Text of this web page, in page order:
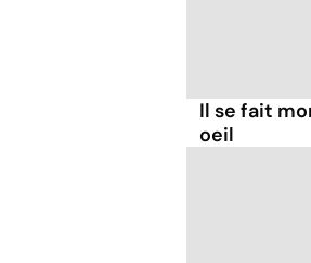
Il se fait
oeil